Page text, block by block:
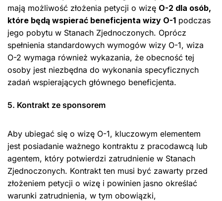
mają możliwość złożenia petycji o wizę O-2 dla osób,
które będą wspierać beneficjenta wizy O-1 podczas
jego pobytu w Stanach Zjednoczonych. Oprócz
spełnienia standardowych wymogów wizy O-1, wiza
O-2 wymaga również wykazania, że obecność tej
osoby jest niezbędna do wykonania specyficznych
zadań wspierających głównego beneficjenta.
5. Kontrakt ze sponsorem
Aby ubiegać się o wizę O-1, kluczowym elementem
jest posiadanie ważnego kontraktu z pracodawcą lub
agentem, który potwierdzi zatrudnienie w Stanach
Zjednoczonych. Kontrakt ten musi być zawarty przed
złożeniem petycji o wizę i powinien jasno określać
warunki zatrudnienia, w tym obowiązki,